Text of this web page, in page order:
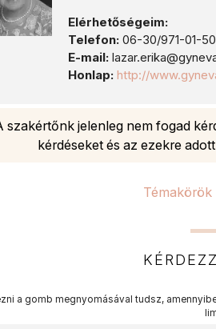
Elérhetőségeim:
Telefon: 06-30/971-01-50
E-mail:
Honlap: http://
szakértőnk jelenleg nem fogad
kérdéseket és az ezekre
Témakörök
a gomb megnyomásával tudsz,